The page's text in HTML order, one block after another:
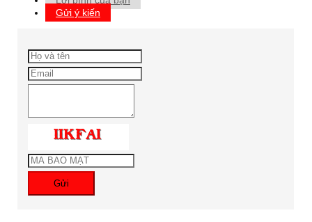
Gửi ý kiến
Gửi